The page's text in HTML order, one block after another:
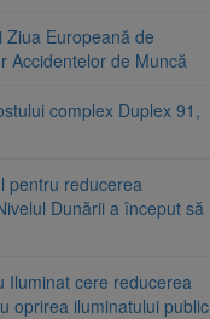
Europeană de
Accidentelor de Muncă
complex Duplex 91,
pentru reducerea
Dunării a început să
Iluminat cere reducerea
oprirea iluminatului public